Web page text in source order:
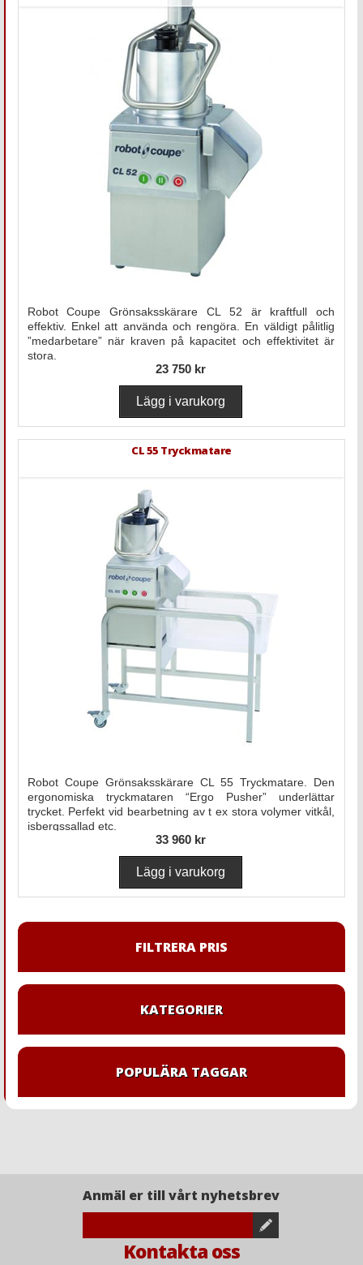
Robot Coupe Grönsaksskärare CL 52 är kraftfull och
effektiv. Enkel att använda och rengöra. En väldigt pålitlig
”medarbetare” när kraven på kapacitet och effektivitet är
stora.
23 750 kr
CL 55 Tryckmatare
Robot Coupe Grönsaksskärare CL 55 Tryckmatare. Den
ergonomiska tryckmataren “Ergo Pusher” underlättar
trycket. Perfekt vid bearbetning av t ex stora volymer vitkål,
isbergssallad etc.
33 960 kr
FILTRERA PRIS
KATEGORIER
POPULÄRA TAGGAR
Anmäl er till vårt nyhetsbrev
Kontakta oss